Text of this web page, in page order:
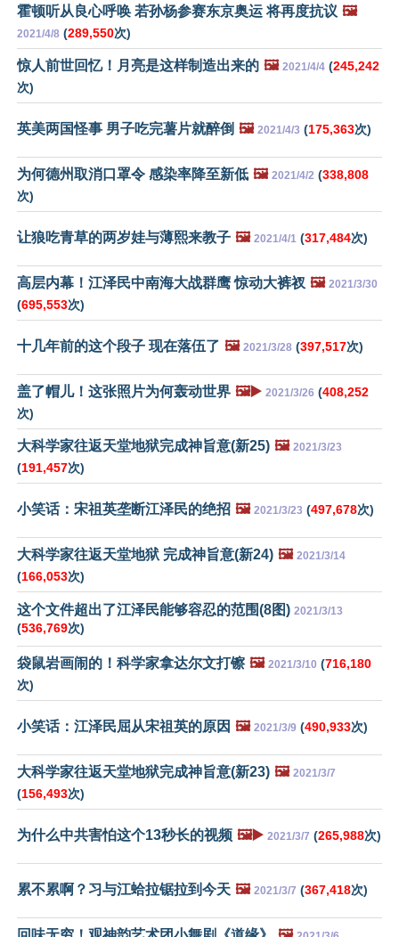
霍顿听从良心呼唤 若孙杨参赛东京奥运 将再度抗议 🖼️
2021/4/8 (289,550次)
惊人前世回忆！月亮是这样制造出来的 🖼️ 2021/4/4 (245,242
次)
英美两国怪事 男子吃完薯片就醉倒 🖼️ 2021/4/3 (175,363次)
为何德州取消口罩令 感染率降至新低 🖼️ 2021/4/2 (338,808
次)
让狼吃青草的两岁娃与薄熙来教子 🖼️ 2021/4/1 (317,484次)
高层内幕！江泽民中南海大战群鹰 惊动大裤衩 🖼️ 2021/3/30
(695,553次)
十几年前的这个段子 现在落伍了 🖼️ 2021/3/28 (397,517次)
盖了帽儿！这张照片为何轰动世界 🖼️▶️ 2021/3/26 (408,252
次)
大科学家往返天堂地狱完成神旨意(新25) 🖼️ 2021/3/23
(191,457次)
小笑话：宋祖英垄断江泽民的绝招 🖼️ 2021/3/23 (497,678次)
大科学家往返天堂地狱 完成神旨意(新24) 🖼️ 2021/3/14
(166,053次)
这个文件超出了江泽民能够容忍的范围(8图) 2021/3/13
(536,769次)
袋鼠岩画闹的！科学家拿达尔文打镲 🖼️ 2021/3/10 (716,180
次)
小笑话：江泽民屈从宋祖英的原因 🖼️ 2021/3/9 (490,933次)
大科学家往返天堂地狱完成神旨意(新23) 🖼️ 2021/3/7
(156,493次)
为什么中共害怕这个13秒长的视频 🖼️▶️ 2021/3/7 (265,988次)
累不累啊？习与江蛤拉锯拉到今天 🖼️ 2021/3/7 (367,418次)